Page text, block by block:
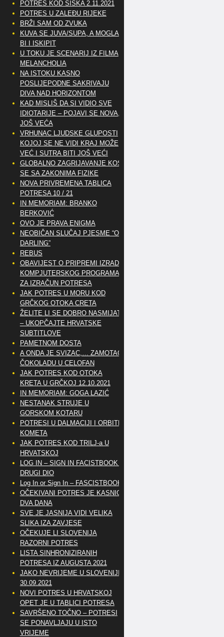
POTRES KOD SISKA 2.11.2021
POTRES U ZALEĐU RIJEKE
BRŽI SAM OD ZVUKA
KUVA SE JUVA/SUPA, A MOGLA
BI I ISKIPIT
U TOKU JE SCENARIJ IZ FILMA
MELANCHOLIA
NA ISTOKU KASNO
POSLIJEPODNE SAKRIVAJU
DIVA NAD HORIZONTOM
KAD MISLIŠ DA SI VIDIO SVE
IDIOTARIJE – POJAVI SE NOVA,..
JOŠ VEĆA
VRHUNAC LJUDSKE GLUPOSTI
KOJOJ SE NE VIDI KRAJ MOŽE
VEĆ I SUTRA BITI JOŠ VEĆI
GLOBALNO ZAGRIJAVANJE KOSI
SE SA ZAKONIMA FIZIKE
NOVA PRIVREMENA TABLICA
POTRESA 10 / 21
IN MEMORIAM: BRANKO
BERKOVIĆ
OVO JE PRAVA ENIGMA
NEOBIČAN SLUČAJ PJESME “OH
DARLING”
REBUS
OBAVIJEST O PRIPREMI IZRADE
KOMPJUTERSKOG PROGRAMA
ZA IZRAČUN POTRESA
JAK POTRES U MORU KOD
GRČKOG OTOKA CRETA
ŽELITE LI SE DOBRO NASMIJATI
– UKOPČAJTE HRVATSKE
SUBTITLOVE
PAMETNOM DOSTA
A ONDA JE SVIZAC,… ZAMOTAO
ČOKOLADU U CELOFAN
JAK POTRES KOD OTOKA
KRETA U GRČKOJ 12.10.2021
IN MEMORIAM: GOGA LAZIĆ
NESTANAK STRUJE U
GORSKOM KOTARU
POTRESI U DALMACIJI I ORBITE
KOMETA
JAK POTRES KOD TRILJ-a U
HRVATSKOJ
LOG IN – SIGN IN FACISTBOOK –
DRUGI DIO
Log In or Sign In – FASCISTBOOK
OČEKIVANI POTRES JE KASNIO
DVA DANA
SVE JE JASNIJA VIDI VELIKA
SLIKA IZA ZAVJESE
OČEKUJE LI SLOVENIJA
RAZORNI POTRES
LISTA SINHRONIZIRANIH
POTRESA IZ AUGUSTA 2021
JAKO NEVRIJEME U SLOVENIJI
30.09.2021
NOVI POTRES U HRVATSKOJ
OPET JE U TABLICI POTRESA
SAVRŠENO TOČNO – POTRESI
SE PONAVLJAJU U ISTO
VRIJEME